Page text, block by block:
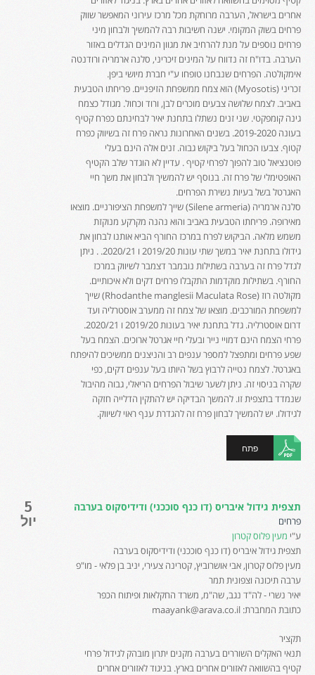
אחרים בישראל, הערבה מרוחקת מכל מרכז עירוני המאפשר שווק
פרחים בשוק המקומי. ישנה חשיבות רבה להמשיך ולבחון מיני
פרחים נוספים על מנת להרחיב את מגוון המינים הגדלים באזור
הערבה. בדו"ח זה נדווח על המינים זיכריני, סלנה ארמריה ורודנטה
אימקולטה. הפרחים שנבחנו טופחו ע"י חברת מיושי ביפן.
זכריני (Myosotis) הוא צמח ממשפחת הזיפניים. פריחתו הטבעית
באביב. לצמח שלושה צבעים מוכרים לבן, ורוד וכחול. מגודל כצמח
גינה קומפקטי. שני זנים נשתלו בתחנת יאיר לבחינתם כפרח קטיף
בעונה 2019-2020. בשנים האחרונות נראה פרח זה בשיווק כפרח
קטוף. צבעו הכחול בעל ביקוש גבוה. זנים אלה הינם בעלי
פוטנציאל טוב להפוך לפרחי קטיף . עדיין לא הוגדר שלב הקטיף
האופטימלי של פרח זה. בנוסף יש להמשיך ולבחון את משך חיי
האגרטל בשל בעיות נשירת הפרחים.
סלנה ארמריה (Silene armeria) שייך למשפחת הציפורניים. מוצאו
מאירופה. פריחתו הטבעית באביב והוא נהנה מקרקע מנוקזת
משמש מלאה. הביקוש לפרח במרכז החורף הביא אותנו לבחון את
גידולו בתחנת יאיר במשך שתי עונות 2019/20 ו 2020/21. . ניתן
לגדל פרח זה בערבה בשתילות נובמבר דצמבר לשיווק במרכז
החורף. בשתילות מוקדמות התקבלו פרחים דקים ולא איכותיים.
מקולטה רוז (Rhodanthe manglesii Maculata Rose) שייך
למשפחת המורכבים. מוצאו של צמח זה ממערב אוסטרליה ועד
דרום אוסטרליה. גדל בתחנת יאיר בעונות 2019/20 ו 2020/21.
פרחי הצמח הינם דמויי נייר ובעלי חיי אגרטל ארוכים. הצמח בעל
שפע פרחים ומתפצל למספר ענפים רב והניצנים ממשיכים להיפתח
באגרטל. לצמח נטייה לרבוץ בשל היותו בעל ענפים דקים, כפי
שקרה בניסוי זה. ניתן לשער שיבול הפרחים הריאלי, גבוה מהיבול
שנמדד בתצפית זו. להמשך הבדיקה יש להתקין הדלייה חזקה
לגידולו. יש להמשיך לבחון פרח זה להגדרת ענף ראוי לשיווק.
פתח
5
יול
תצפית גידול איבריס (דו כנף סוככני) ודידיסקוס בערבה
פרחים
ע"י מעין פלוס קטרון
תצפית גידול איבריס (דו כנף סוככני) ודידיסקוס בערבה
מעין פלוס קטרון, אבי אושרוביץ, קטרינה צעירי, יניב בן פלאי - מו"פ
ערבה תיכונה וצפונית תמר
יאיר נשרי - לה"ד נגב, שה"מ, משרד החקלאות ופיתוח הכפר
כתובת המחברת: maayank@arava.co.il
תקציר
תנאי האקלים השוררים בערבה מקנים יתרון מובהק לגידול פרחי
קטיף בהשוואה לאזורים אחרים בארץ. בניגוד לאזורים אחרים